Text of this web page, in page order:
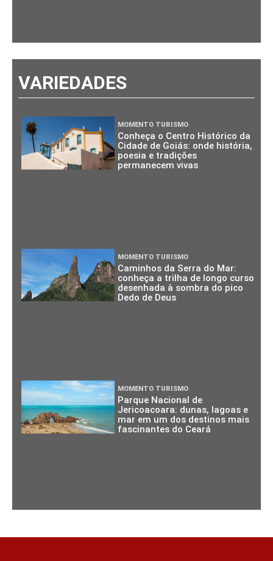
VARIEDADES
MOMENTO TURISMO
Conheça o Centro Histórico da
Cidade de Goiás: onde história,
poesia e tradições
permanecem vivas
MOMENTO TURISMO
Caminhos da Serra do Mar:
conheça a trilha de longo curso
desenhada à sombra do pico
Dedo de Deus
MOMENTO TURISMO
Parque Nacional de
Jericoacoara: dunas, lagoas e
mar em um dos destinos mais
fascinantes do Ceará